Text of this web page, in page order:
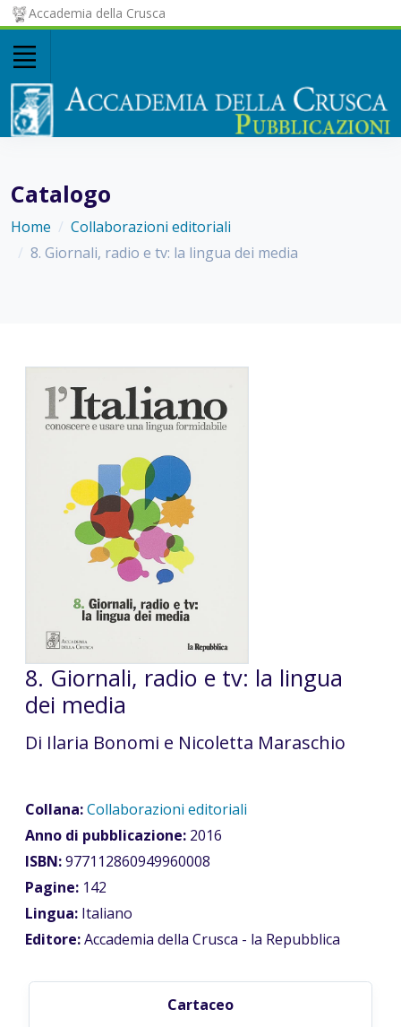
Accademia della Crusca
Catalogo
Home
Collaborazioni editoriali
8. Giornali, radio e tv: la lingua dei media
8. Giornali, radio e tv: la lingua
dei media
Di Ilaria Bonomi e Nicoletta Maraschio
Collana:Collaborazioni editoriali
Anno di pubblicazione: 2016
ISBN:977112860949960008
Pagine: 142
Lingua: Italiano
Editore:Accademia della Crusca - la Repubblica
Cartaceo